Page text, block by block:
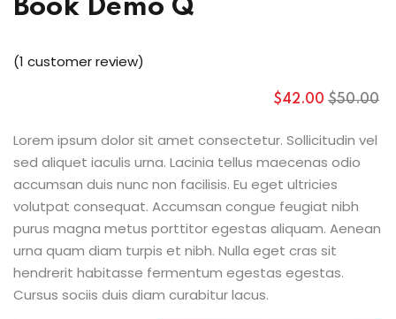
Book Demo Q
(1 customer review)
$50.00
$42.00
Lorem ipsum dolor sit amet consectetur. Sollicitudin vel
sed aliquet iaculis urna. Lacinia tellus maecenas odio
accumsan duis nunc non facilisis. Eu eget ultricies
volutpat consequat. Accumsan congue feugiat nibh
purus magna metus porttitor egestas aliquam. Aenean
urna quam diam turpis et nibh. Nulla eget cras sit
hendrerit habitasse fermentum egestas egestas.
Cursus sociis duis diam curabitur lacus.